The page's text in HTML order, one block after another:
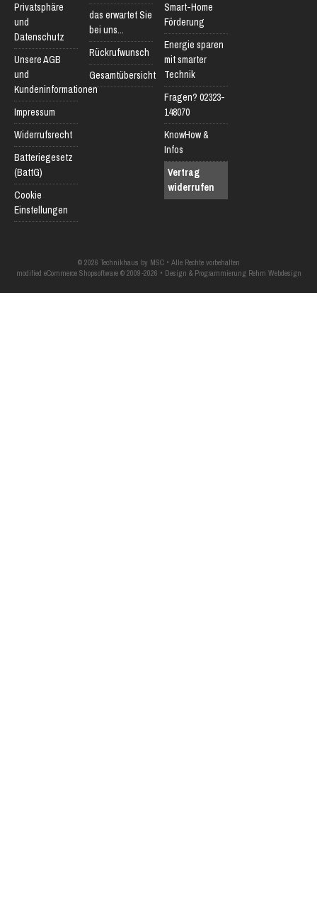
Privatsphäre
und
Datenschutz
Unsere AGB
und
Kundeninformationen
Impressum
Widerrufsrecht
Batteriegesetz
(BattG)
Cookie
Einstellungen
das erwartet Sie
bei uns...
Rückrufwunsch
Gesamtübersicht
Smart-Home
Förderung
Energie sparen
mit smarter
Technik
Fragen? 02323-
148070
KnowHow &
Infos
Vertrag
widerrufen
© 2026 Technikhaus by MSC • Alle Rechte vorbehalten
modified eCommerce Shopsoftware © 2009-2026 • Design & Programmierung Rehm Webdesign